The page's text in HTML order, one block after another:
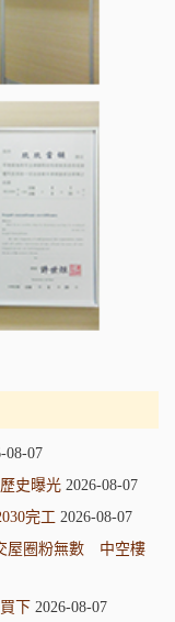
08-07
史曝光 2026-08-07
完工 2026-08-07
屋圈粉無數 中空樓
下 2026-08-07